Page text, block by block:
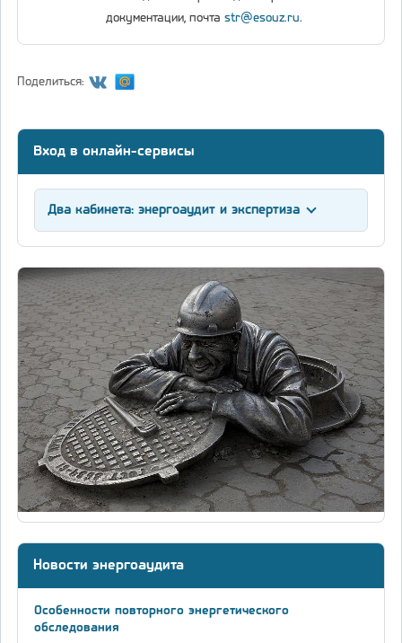
документации, почта str@esouz.ru.
Поделиться:
Вход в онлайн-сервисы
Два кабинета: энергоаудит и экспертиза
Новости энергоаудита
Особенности повторного энергетического
обследования